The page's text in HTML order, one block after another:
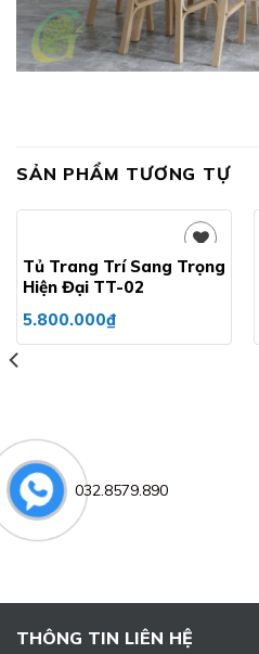
SẢN PHẨM TƯƠNG TỰ
Tủ Trang Trí Sang Trọng
Hiện Đại TT-02
5.800.000₫
THÔNG TIN LIÊN HỆ
032.8579.890